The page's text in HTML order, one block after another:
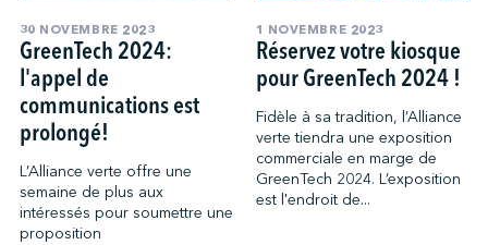
30 NOVEMBRE 2023
GreenTech 2024:
l'appel de
communications est
prolongé!
L’Alliance verte offre une
semaine de plus aux
intéressés pour soumettre une
proposition
1 NOVEMBRE 2023
Réservez votre kiosque
pour GreenTech 2024 !
Fidèle à sa tradition, l’Alliance
verte tiendra une exposition
commerciale en marge de
GreenTech 2024. L’exposition
est l'endroit de...